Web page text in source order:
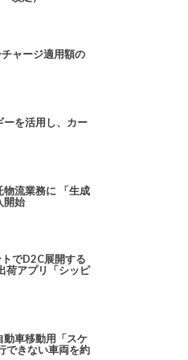
ャージ適用額の
を活用し、カー
流業務に 「生成
開始
でD2C展開する
荷アプリ「シッピ
動車移動用「スケ
できない車両を約